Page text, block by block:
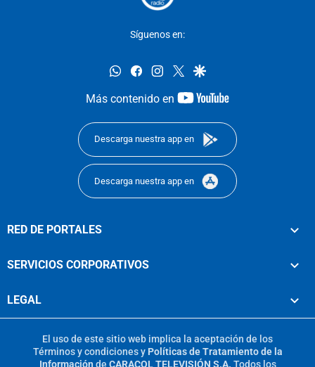
Síguenos en:
whatsappfacebookinstagram
twittergoogle
Más contenido en
youtube-
Descarga nuestra app en
Descarga nuestra app en
RED DE PORTALES
SERVICIOS CORPORATIVOS
LEGAL
El uso de este sitio web implica la aceptación de los
Términos y condicionesy Políticas de Tratamiento de la
Información de CARACOL TELEVISIÓN S.A. Todos los